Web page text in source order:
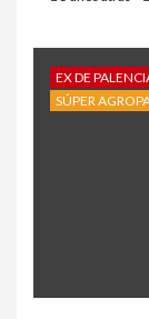
EX DE
SÚPER